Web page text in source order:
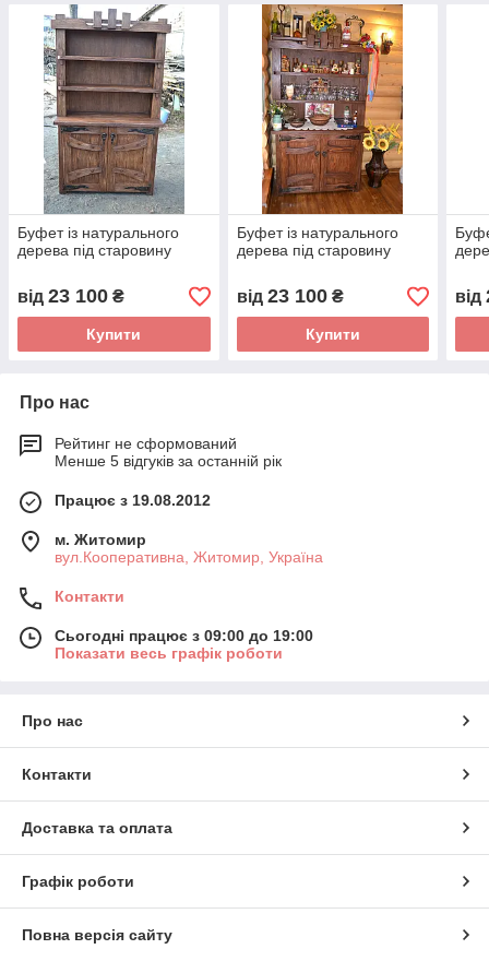
Буфет із натурального
дерева під старовину
від 23 100 ₴
Купити
Буфет із натурального
дерева під старовину
від 23 100₴
Купити
від
Про нас
Рейтинг не сформований
Менше 5 відгуків за останній рік
Працює з 19.08.2012
м. Житомир
вул.Кооперативна, Житомир, Україна
Контакти
Сьогодні працює з 09:00 до 19:00
Показати весь графік роботи
Про нас
Контакти
Доставка та оплата
Графік роботи
Повна версія сайту